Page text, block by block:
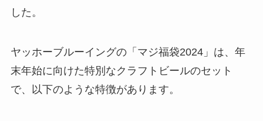
した。
ヤッホーブルーイングの「マジ福袋2024」は、年
末年始に向けた特別なクラフトビールのセット
で、以下のような特徴があります。